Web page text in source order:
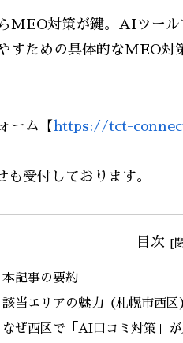
MEO対策が鍵。AIツー
すための具体的なMEO
ーム【 https://tct-
受付しております。
目次
本記事の要約
該当エリアの魅力（札幌市西区
なぜ西区で「AI口コミ対策」